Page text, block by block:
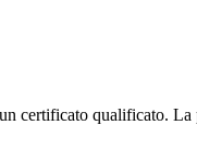
certificato qualificato.